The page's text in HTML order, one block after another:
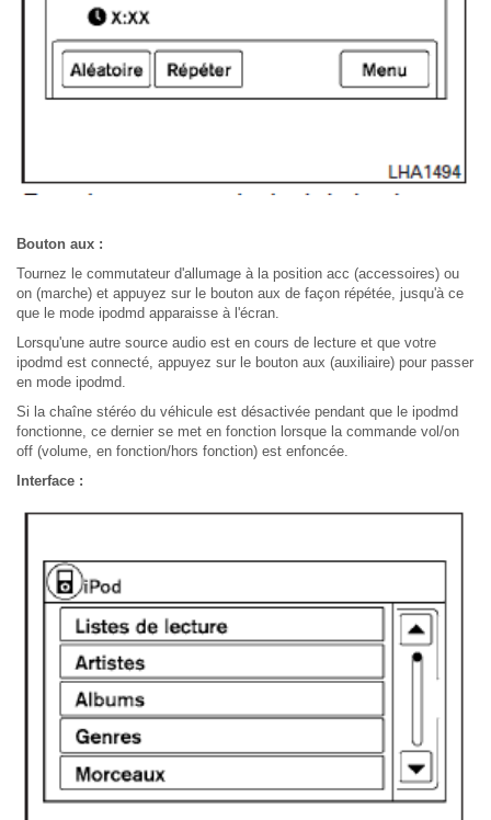
Bouton aux :
Tournez le commutateur d'allumage à la position acc (accessoires) ou
on (marche) et appuyez sur le bouton aux de façon répétée, jusqu'à ce
que le mode ipodmd apparaisse à l'écran.
Lorsqu'une autre source audio est en cours de lecture et que votre
ipodmd est connecté, appuyez sur le bouton aux (auxiliaire) pour passer
en mode ipodmd.
Si la chaîne stéréo du véhicule est désactivée pendant que le ipodmd
fonctionne, ce dernier se met en fonction lorsque la commande vol/on
off (volume, en fonction/hors fonction) est enfoncée.
Interface :